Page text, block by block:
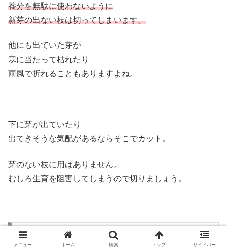
養分を無駄に使わないように
新芽の出ない枝は切ってしまいます。
他にも出ていた芽が
寒に当たって枯れたり
雨風で折れることもありますよね。
下に芽が出ていたり
出てきそうな気配があるならそこでカット。
芽のない枝に用はありません。
むしろ生育を阻害してしまうので切りましょう。
芽が出たけど茎が伸びない芽は？
メニュー ホーム 検索 トップ サイドバー